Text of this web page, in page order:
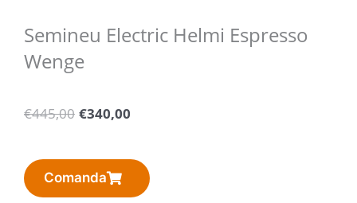
Semineu Electric Helmi Espresso
Wenge
€445,00 Pretul
fost:
€445,00.
€340,00
€340,00.
Comanda